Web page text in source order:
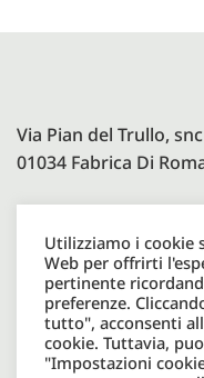
Via Pian del Trullo, snc
01034 Fabrica Di
Paolelli Garden Srl
P.I. 08600931003
Tel. +39 0761598049
Utilizziamo i cookie
Web per offrirti
pertinente
preferenze.
tutto", acconsenti
cookie. Tuttavia,
"Impostazioni